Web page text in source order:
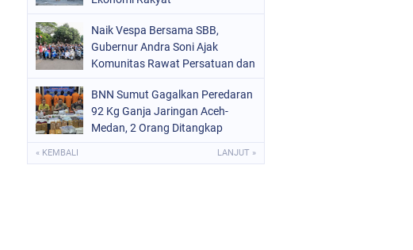
Naik Vespa Bersama SBB,
Gubernur Andra Soni Ajak
Komunitas Rawat Persatuan dan
BNN Sumut Gagalkan Peredaran
92 Kg Ganja Jaringan Aceh-
Medan, 2 Orang Ditangkap
« KEMBALI LANJUT »